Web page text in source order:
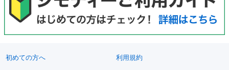
初めての方へ 利用規約